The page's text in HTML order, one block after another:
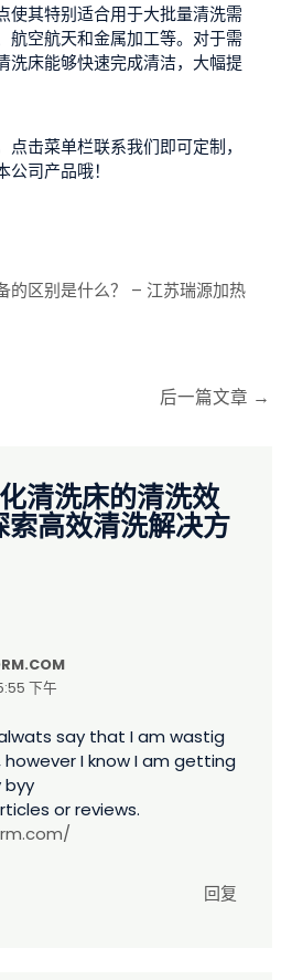
使其特别适合用于大批量清洗需
航空航天和金属加工等。对于需
洗床能够快速完成清洁，大幅提
击菜单栏联系我们即可定制，
公司产品哦！
的区别是什么？ – 江苏瑞源加热
后一篇文章 →
清洗床的清洗效
高效清洗解决方
下午
say that I am wastig
I know I am getting
byy
or reviews.
回复